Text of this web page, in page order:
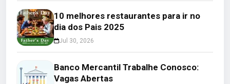
10 melhores restaurantes para ir no
dia dos Pais 2025
Jul 30, 2026
Banco Mercantil Trabalhe Conosco:
Vagas Abertas